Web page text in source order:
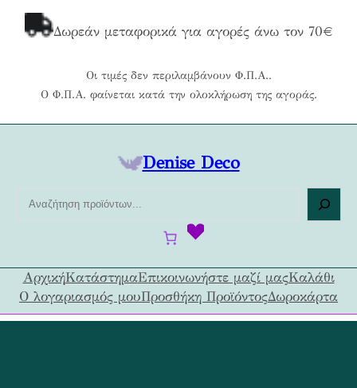
Δωρεάν μεταφορικά για αγορές άνω τον 70€
Οι τιμές δεν περιλαμβάνουν Φ.Π.Α..
Ο Φ.Π.Α. φαίνεται κατά την ολοκλήρωση της αγοράς.
Denise Deco
ή
τ
η
ΑρχικήΚατάστημαΕπικοινωνήστε μαζί μαςΚαλάθι
Ο λογαριασμός μουΠροσθήκη ΠροϊόντοςΔωροκάρτα